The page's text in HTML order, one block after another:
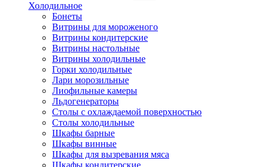
Холодильное
Бонеты
Витрины для мороженого
Витрины кондитерские
Витрины настольные
Витрины холодильные
Горки холодильные
Лари морозильные
Лиофильные камеры
Льдогенераторы
Столы с охлаждаемой поверхностью
Столы холодильные
Шкафы барные
Шкафы винные
Шкафы для вызревания мяса
Шкафы кондитерские